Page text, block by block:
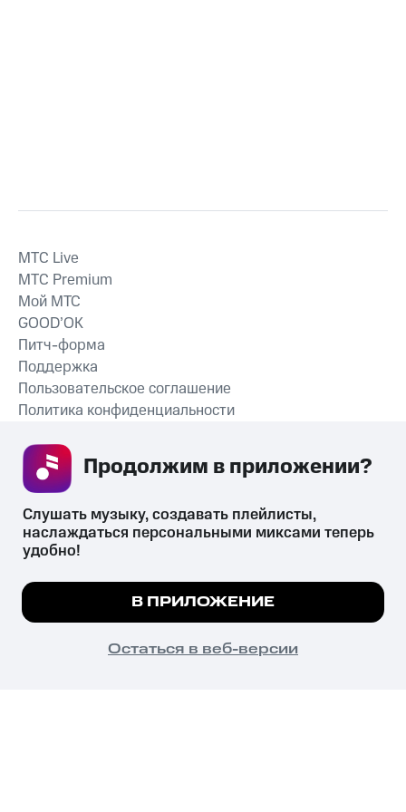
СКАЧАТЬ ПРИЛОЖЕНИЕ
MTС Live
MTС Premium
Мой МТС
GOOD’OK
Питч-форма
Поддержка
Пользовательское соглашение
Политика конфиденциальности
психотропных веществ, их аналогов причиняет вред здоровью,
их незаконный оборот запрещён и влечёт установленную
законодательством ответственность.
© 2026 ООО «КИОН».
Все права защищены
Мы используем куки, чтобы на сайте все
Подробнее
ПОНЯТНО
Слушать музыку, создавать плейлисты,
наслаждаться персональными миксами теперь
удобно!
В ПРИЛОЖЕНИЕ
Остаться в веб-версии